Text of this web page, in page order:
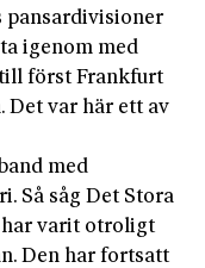
pansardivisioner
igenom med
först Frankfurt
Det var här ett av
med
Så såg Det Stora
har varit otroligt
Den har fortsatt